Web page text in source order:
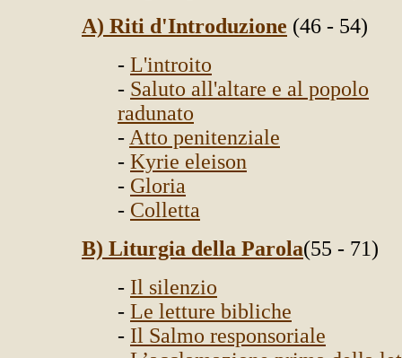
A) Riti d'Introduzione (46 - 54)
- L'introito
- Saluto all'altare e al popolo
radunato
- Atto penitenziale
- Kyrie eleison
- Gloria
- Colletta
B) Liturgia della Parola(55 - 71)
- Il silenzio
- Le letture bibliche
- Il Salmo responsoriale